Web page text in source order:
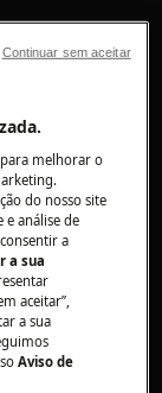
é que
Utilize
de
por
melhorar o
do nosso site
e análise de
a
a sua
aceitar”,
a sua
Aviso de
Continuar sem aceitar